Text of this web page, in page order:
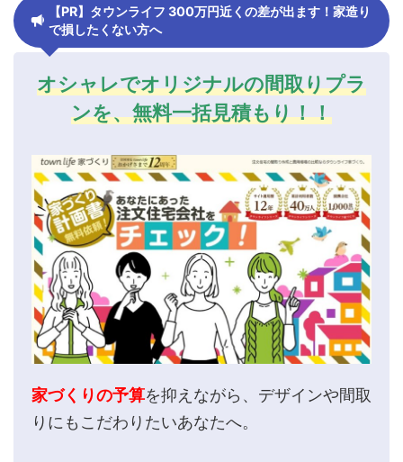
【PR】タウンライフ 300万円近くの差が出ます！家造り
で損したくない方へ
オシャレでオリジナルの間取りプラ
ンを、無料一括見積もり！！
家づくりの予算を抑えながら、デザインや間取
りにもこだわりたいあなたへ。